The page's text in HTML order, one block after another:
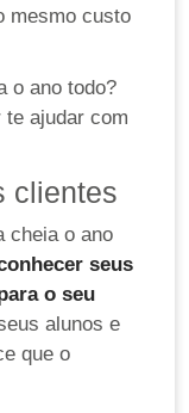
mesmo custo
o ano todo?
te ajudar com
clientes
cheia o ano
seus
o seu
alunos e
que o